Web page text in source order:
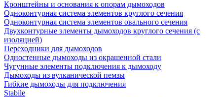
Кронштейны и основания к опорам дымоходов
Одноконтурная система элементов круглого сечения
Одноконтурная система элементов овального сечения
Двухконтурные элементы дымоходов круглого сечения (с
изоляцией)
Переходники для дымоходов
Одностенные дымоходы из окрашенной стали
Чугунные элементы подключения к дымоходу
Дымоходы из вулканической пемзы
Гибкие дымоходы для подключения
Stabile